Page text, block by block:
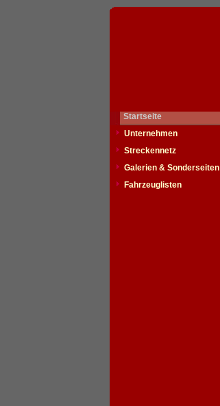
Startseite
Unternehmen
Streckennetz
Galerien & Sonderseiten
Fahrzeuglisten